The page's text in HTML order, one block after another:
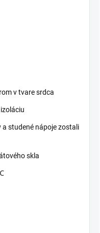
v tvare srdca
studené nápoje zostali
skla